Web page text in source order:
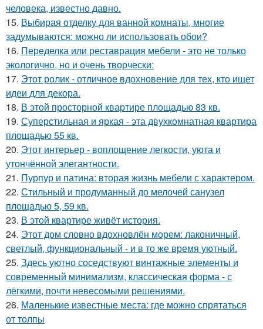
человека, известно давно.
15. Выбирая отделку для ванной комнаты, многие
задумываются: можно ли использовать обои?
16. Переделка или реставрация мебели - это не только
экологично, но и очень творчески:
17. Этот ролик - отличное вдохновение для тех, кто ищет
идеи для декора.
18. В этой просторной квартире площадью 83 кв.
19. Суперстильная и яркая - эта двухкомнатная квартира
площадью 55 кв.
20. Этот интерьер - воплощение легкости, уюта и
утончённой элегантности.
21. Пурпур и патина: вторая жизнь мебели с характером.
22. Стильный и продуманный до мелочей санузел
площадью 5, 59 кв.
23. В этой квартире живёт история.
24. Этот дом словно вдохновлён морем: лаконичный,
светлый, функциональный - и в то же время уютный.
25. Здесь уютно соседствуют винтажные элементы и
современный минимализм, классическая форма - с
лёгкими, почти невесомыми решениями.
26. Маленькие известные места: где можно спрятаться
от толпы